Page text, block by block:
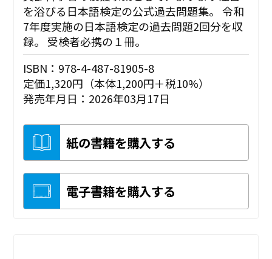
を浴びる日本語検定の公式過去問題集。 令和
7年度実施の日本語検定の過去問題2回分を収
録。 受検者必携の１冊。
ISBN：978-4-487-81905-8
定価1,320円（本体1,200円＋税10%）
発売年月日：2026年03月17日
紙の書籍を購入する
電子書籍を購入する